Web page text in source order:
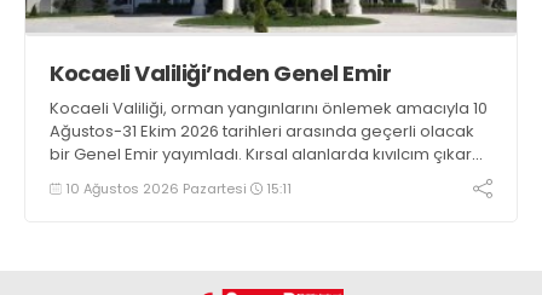
Kocaeli Valiliği’nden Genel Emir
Kocaeli Valiliği, orman yangınlarını önlemek amacıyla 10
Ağustos-31 Ekim 2026 tarihleri arasında geçerli olacak
bir Genel Emir yayımladı. Kırsal alanlarda kıvılcım çıkaran
makine kullanacak kişilerin önceden kolluk kuvvetlerine
bildirim yapması ve yanlarında 6 kilogramlık yangın tüpü
10 Ağustos 2026 Pazartesi 15:11